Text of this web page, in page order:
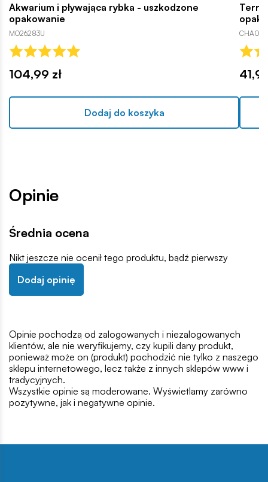
Akwarium i pływająca rybka - uszkodzone
opakowanie
MO26283U
104,99 zł
Dodaj do koszyka
Opinie
Średnia ocena
Nikt jeszcze nie ocenił tego produktu, bądź pierwszy
Dodaj opinię
Opinie pochodzą od zalogowanych i niezalogowanych
klientów, ale nie weryfikujemy, czy kupili dany produkt,
ponieważ może on (produkt) pochodzić nie tylko z naszego
sklepu internetowego, lecz także z innych sklepów www i
tradycyjnych.
Wszystkie opinie są moderowane. Wyświetlamy zarówno
pozytywne, jak i negatywne opinie.